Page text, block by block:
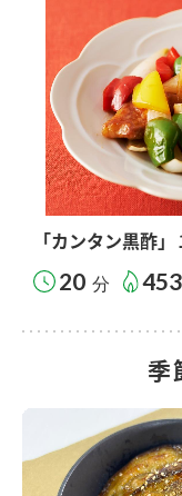
「カンタン黒酢
20 分 453
季